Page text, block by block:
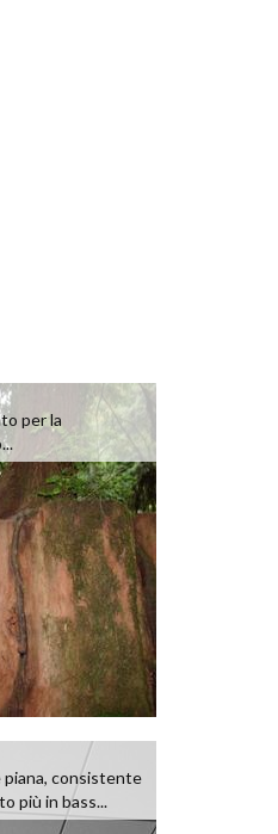
per la
consistente
più in bass...